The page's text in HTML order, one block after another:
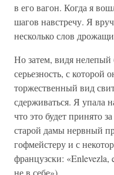
в его вагон. Когда я
шагов навстречу. Я
несколько слов
Но затем, видя нелепый
серьезность, с которой
торжественный вид
сдерживаться. Я упала
что это будет принято
старой дамы нервный
гофмейстеру и с
французски: «Enlevezla,
не в себе»).